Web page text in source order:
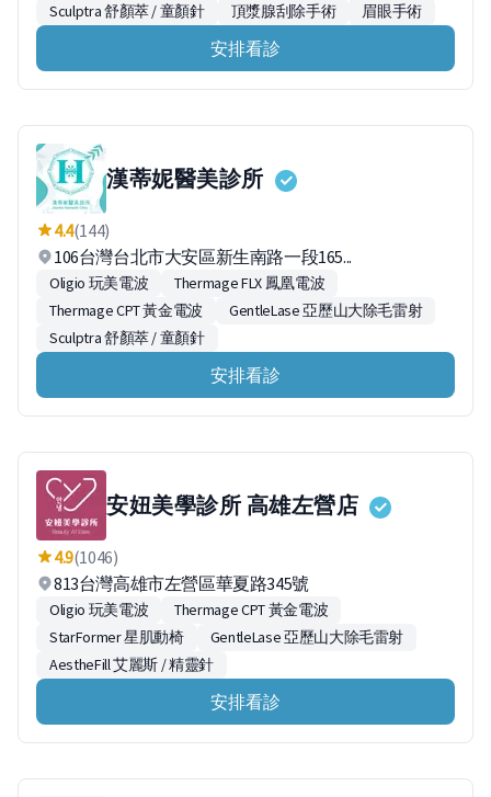
Sculptra 舒顏萃 / 童顏針
頂漿腺刮除手術 眉眼手術
安排看診
漢蒂妮醫美診所
4.4(144)
106台灣台北市大安區新生南路一段165...
Oligio 玩美電波
Thermage FLX 鳳凰電波
Thermage CPT 黃金電波
GentleLase 亞歷山大除毛雷射
Sculptra 舒顏萃 / 童顏針
安排看診
安妞美學診所 高雄左營店
4.9(1046)
813台灣高雄市左營區華夏路345號
Oligio 玩美電波
Thermage CPT 黃金電波
StarFormer 星肌動椅
GentleLase 亞歷山大除毛雷射
AestheFill 艾麗斯 / 精靈針
安排看診